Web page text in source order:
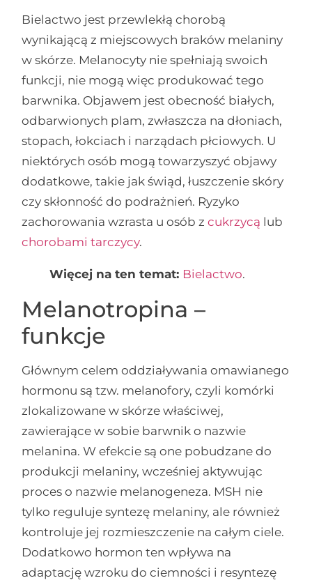
Bielactwo jest przewlekłą chorobą
wynikającą z miejscowych braków melaniny
w skórze. Melanocyty nie spełniają swoich
funkcji, nie mogą więc produkować tego
barwnika. Objawem jest obecność białych,
odbarwionych plam, zwłaszcza na dłoniach,
stopach, łokciach i narządach płciowych. U
niektórych osób mogą towarzyszyć objawy
dodatkowe, takie jak świąd, łuszczenie skóry
czy skłonność do podrażnień. Ryzyko
zachorowania wzrasta u osób z cukrzycą lub
chorobami tarczycy.
Więcej na ten temat: Bielactwo.
Melanotropina –
funkcje
Głównym celem oddziaływania omawianego
hormonu są tzw. melanofory, czyli komórki
zlokalizowane w skórze właściwej,
zawierające w sobie barwnik o nazwie
melanina. W efekcie są one pobudzane do
produkcji melaniny, wcześniej aktywując
proces o nazwie melanogeneza. MSH nie
tylko reguluje syntezę melaniny, ale również
kontroluje jej rozmieszczenie na całym ciele.
Dodatkowo hormon ten wpływa na
adaptację wzroku do ciemności i resyntezę